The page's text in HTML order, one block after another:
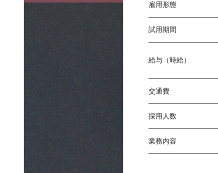
雇用形態
試用期間
給与（時給）
交通費
採用人数
業務内容